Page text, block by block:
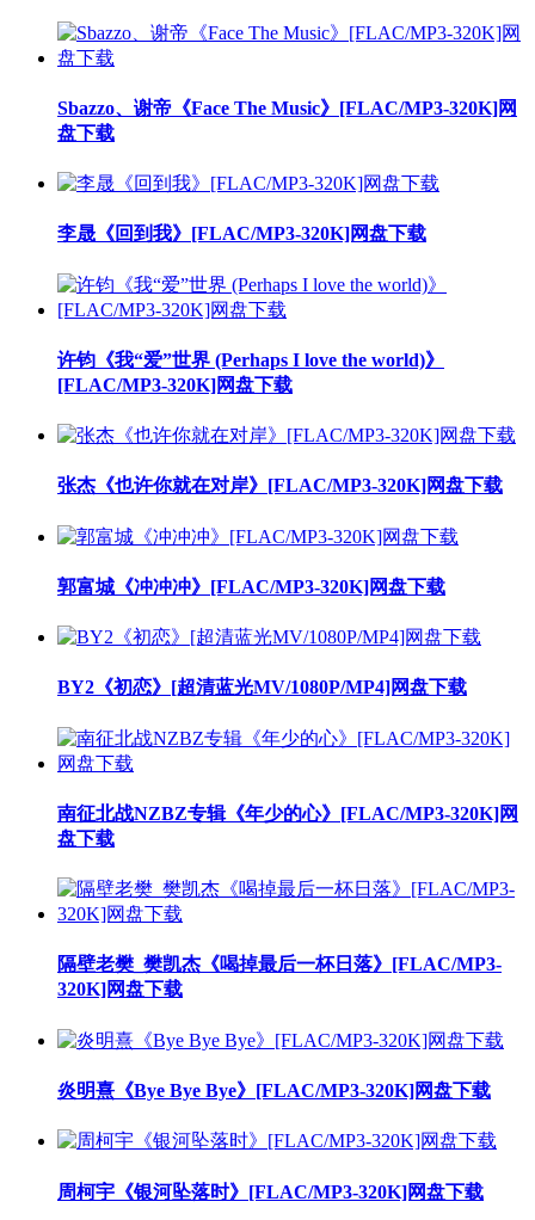
Sbazzo、谢帝《Face The Music》[FLAC/MP3-320K]网
盘下载
李晟《回到我》[FLAC/MP3-320K]网盘下载
许钧《我“爱”世界 (Perhaps I love the world)》
[FLAC/MP3-320K]网盘下载
张杰《也许你就在对岸》[FLAC/MP3-320K]网盘下载
郭富城《冲冲冲》[FLAC/MP3-320K]网盘下载
BY2《初恋》[超清蓝光MV/1080P/MP4]网盘下载
南征北战NZBZ专辑《年少的心》[FLAC/MP3-320K]网
盘下载
隔壁老樊_樊凯杰《喝掉最后一杯日落》[FLAC/MP3-
320K]网盘下载
炎明熹《Bye Bye Bye》[FLAC/MP3-320K]网盘下载
周柯宇《银河坠落时》[FLAC/MP3-320K]网盘下载